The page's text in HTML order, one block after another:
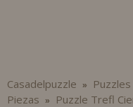
Casadelpuzzle »
Piezas » Puzzle Trefl